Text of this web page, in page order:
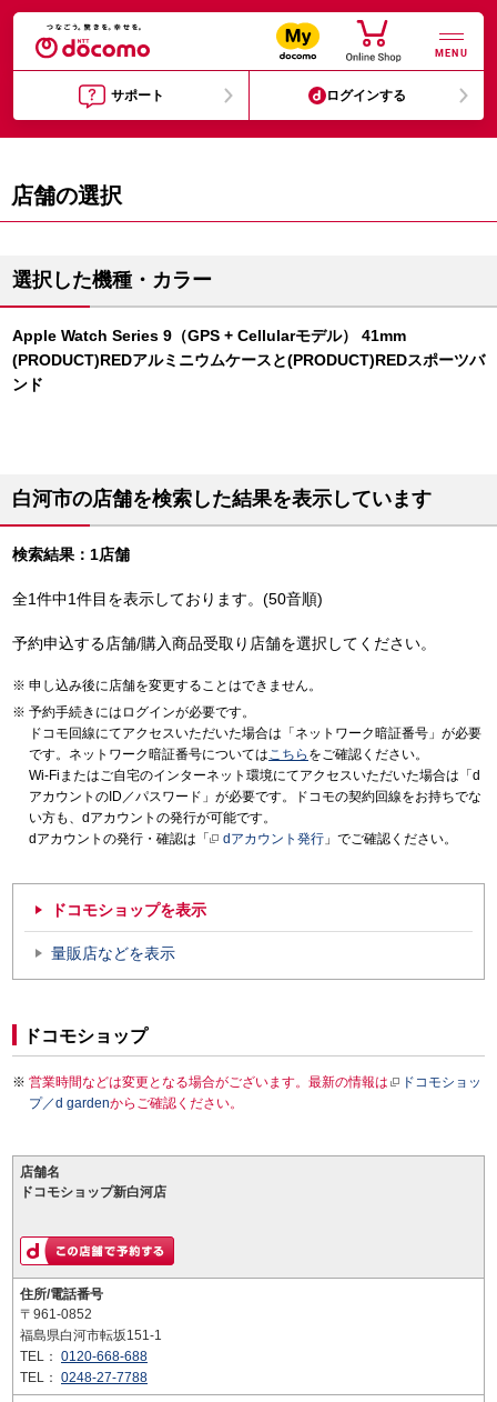
MENU
サポート ログインする
店舗の選択
選択した機種・カラー
Apple Watch Series 9（GPS + Cellularモデル） 41mm
(PRODUCT)REDアルミニウムケースと(PRODUCT)REDスポーツバ
ンド
白河市の店舗を検索した結果を表示しています
検索結果：1店舗
全1件中1件目を表示しております。(50音順)
予約申込する店舗/購入商品受取り店舗を選択してください。
申し込み後に店舗を変更することはできません。
予約手続きにはログインが必要です。
ドコモ回線にてアクセスいただいた場合は「ネットワーク暗証番号」が必要
です。ネットワーク暗証番号についてはこちら をご確認ください。
Wi-Fiまたはご自宅のインターネット環境にてアクセスいただいた場合は「d
アカウントのID／パスワード」が必要です。ドコモの契約回線をお持ちでな
い方も、dアカウントの発行が可能です。
dアカウントの発行・確認は「
dアカウント発行 」でご確認ください。
ドコモショップを表示
量販店などを表示
ドコモショップ
営業時間などは変更となる場合がございます。最新の情報は
ドコモショッ
プ／d gardenからご確認ください。
店舗名
ドコモショップ新白河店
住所/電話番号
〒961-0852
福島県白河市転坂151-1
TEL： 0120-668-688
TEL： 0248-27-7788